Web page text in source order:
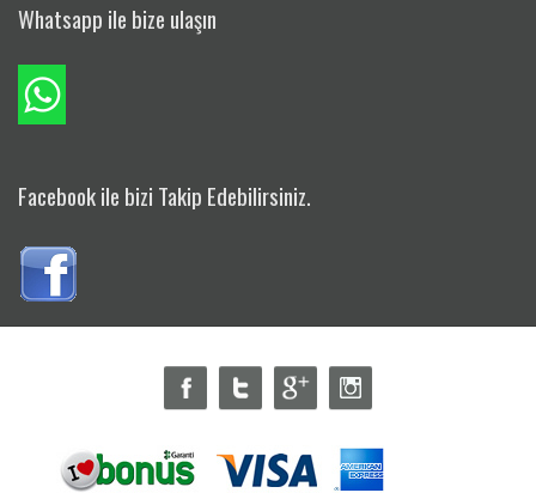
Whatsapp ile bize ulaşın
Facebook ile bizi Takip Edebilirsiniz.